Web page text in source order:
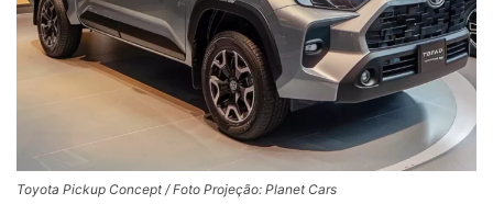
Toyota Pickup Concept / Foto Projeção: Planet Cars